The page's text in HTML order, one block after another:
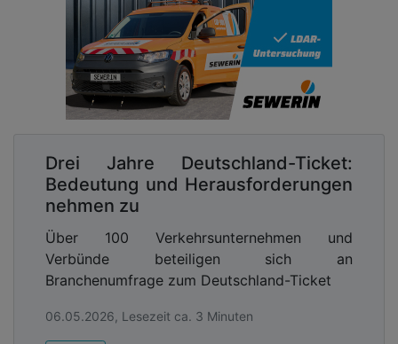
Drei Jahre Deutschland-Ticket:
Bedeutung und Herausforderungen
nehmen zu
Über 100 Verkehrsunternehmen und
Verbünde beteiligen sich an
Branchenumfrage zum Deutschland-Ticket
06.05.2026, Lesezeit ca. 3 Minuten